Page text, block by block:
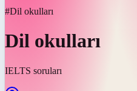
#Dil okulları
Dil okulları
IELTS soruları